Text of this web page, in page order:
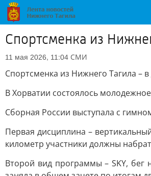
Спортсменка из
11 мая 2026, 11:04 СМИ
Спортсменка из Нижнего Тагила –
В Хорватии состоялось
Сборная России выступала с
Первая дисциплина –
километр участники должны
Второй вид программы – SKY,